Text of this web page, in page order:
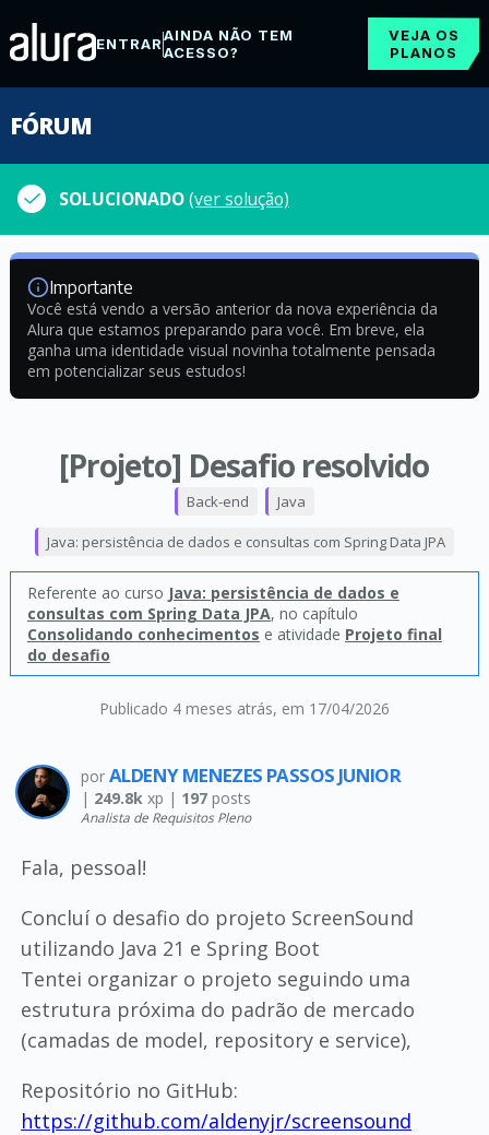
ENTRARAINDA NÃO TEM
ACESSO?
VEJA OS
PLANOS
FÓRUM
SOLUCIONADO(ver solução)
Importante
Você está vendo a versão anterior da nova experiência da
Alura que estamos preparando para você. Em breve, ela
ganha uma identidade visual novinha totalmente pensada
em potencializar seus estudos!
[Projeto] Desafio resolvido
Publicado 4 meses atrás, em 17/04/2026
Back-end Java
Java: persistência de dados e consultas com Spring Data JPA
Referente ao curso Java: persistência de dados e
consultas com Spring Data JPA, no capítulo
Consolidando conhecimentos e atividade Projeto final
do desafio
por ALDENY MENEZES PASSOS JUNIOR
| 249.8kxp | 197posts
Analista de Requisitos Pleno
Fala, pessoal!
Concluí o desafio do projeto ScreenSound
utilizando Java 21 e Spring Boot
Tentei organizar o projeto seguindo uma
estrutura próxima do padrão de mercado
(camadas de model, repository e service),
Repositório no GitHub:
https://github.com/aldenyjr/screensound